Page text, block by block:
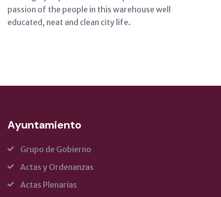
passion of the people in this warehouse well
educated, neat and clean city life.
Ayuntamiento
Grupo de Gobierno
Actas y Ordenanzas
Actas Plenarias